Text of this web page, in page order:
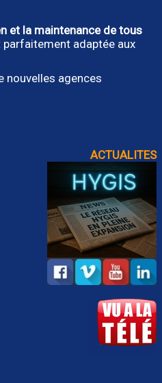
et la maintenance de tous
adaptée aux
nouvelles agences
ACTUALITES